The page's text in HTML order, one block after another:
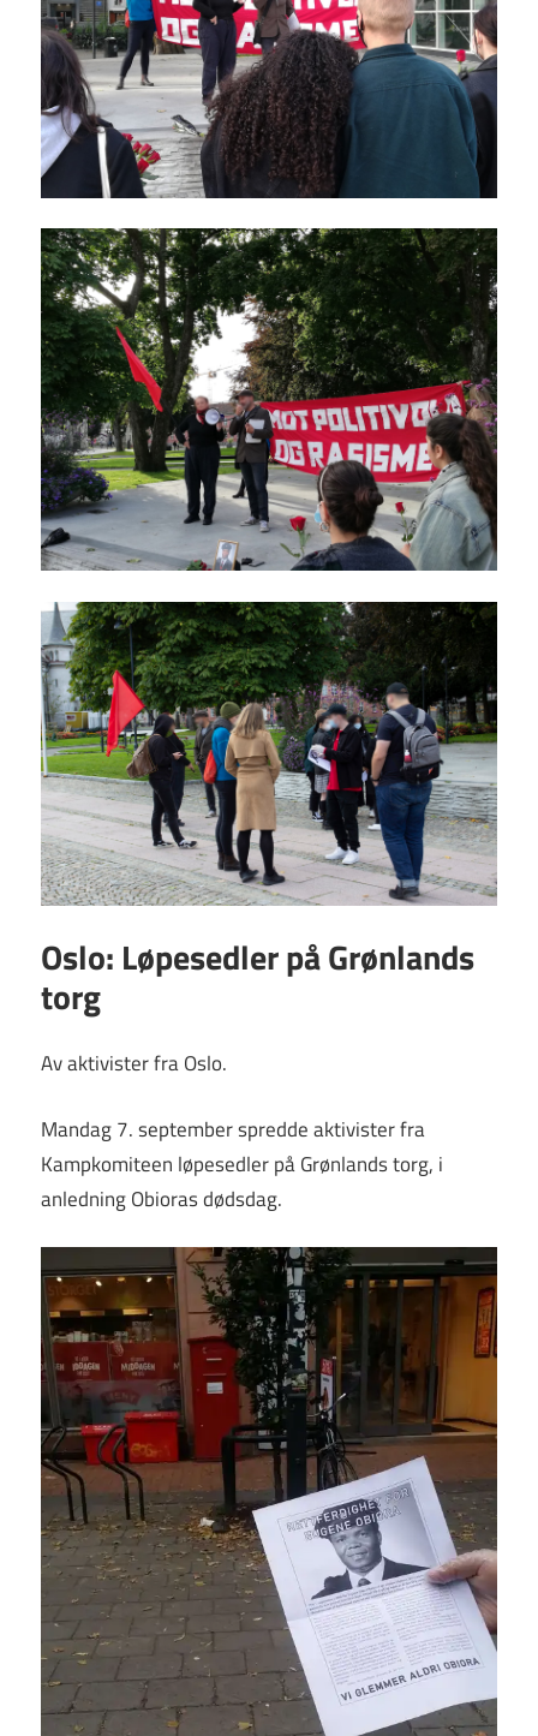
Oslo: Løpesedler på Grønlands
torg
Av aktivister fra Oslo.
Mandag 7. september spredde aktivister fra
Kampkomiteen løpesedler på Grønlands torg, i
anledning Obioras dødsdag.